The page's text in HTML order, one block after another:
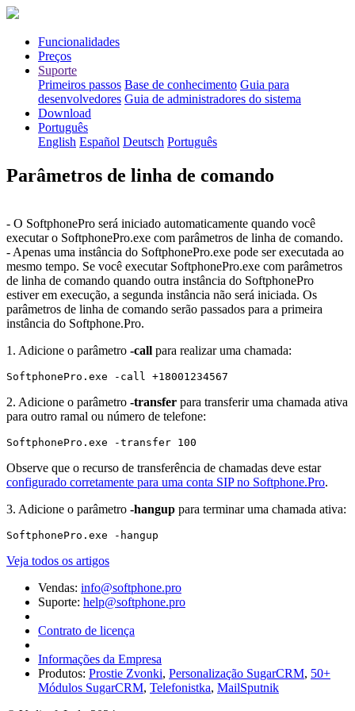
Funcionalidades
Preços
Suporte
Primeiros passos Base de conhecimento Guia para
desenvolvedores Guia de administradores do sistema
Download
Português
English Español Deutsch Português
Parâmetros de linha de comando
- O SoftphonePro será iniciado automaticamente quando você
executar o SoftphonePro.exe com parâmetros de linha de comando.
- Apenas uma instância do SoftphonePro.exe pode ser executada ao
mesmo tempo. Se você executar SoftphonePro.exe com parâmetros
de linha de comando quando outra instância do SoftphonePro
estiver em execução, a segunda instância não será iniciada. Os
parâmetros de linha de comando serão passados para a primeira
instância do Softphone.Pro.
1. Adicione o parâmetro -call para realizar uma chamada:
2. Adicione o parâmetro -transfer para transferir uma chamada ativa
para outro ramal ou número de telefone:
Observe que o recurso de transferência de chamadas deve estar
configurado corretamente para uma conta SIP no Softphone.Pro.
3. Adicione o parâmetro -hangup para terminar uma chamada ativa:
Veja todos os artigos
Vendas: info@softphone.pro
Suporte: help@softphone.pro
Contrato de licença
Informações da Empresa
Produtos: Prostie Zvonki, Personalização SugarCRM, 50+
Módulos SugarCRM, Telefonistka, MailSputnik